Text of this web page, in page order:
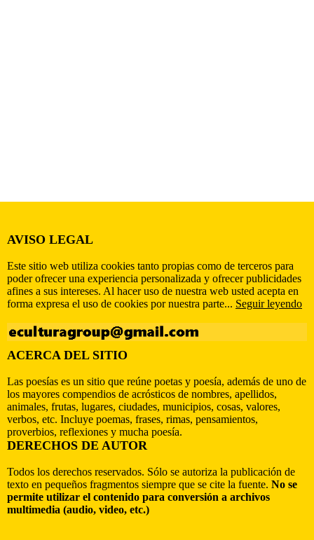
AVISO LEGAL
Este sitio web utiliza cookies tanto propias como de terceros para
poder ofrecer una experiencia personalizada y ofrecer publicidades
afines a sus intereses. Al hacer uso de nuestra web usted acepta en
forma expresa el uso de cookies por nuestra parte... Seguir leyendo
ACERCA DEL SITIO
Las poesías es un sitio que reúne poetas y poesía, además de uno de
los mayores compendios de acrósticos de nombres, apellidos,
animales, frutas, lugares, ciudades, municipios, cosas, valores,
verbos, etc. Incluye poemas, frases, rimas, pensamientos,
proverbios, reflexiones y mucha poesía.
DERECHOS DE AUTOR
Todos los derechos reservados. Sólo se autoriza la publicación de
texto en pequeños fragmentos siempre que se cite la fuente. No se
permite utilizar el contenido para conversión a archivos
multimedia (audio, video, etc.)